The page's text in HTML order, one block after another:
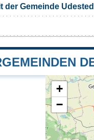
der Gemeinde
+
−